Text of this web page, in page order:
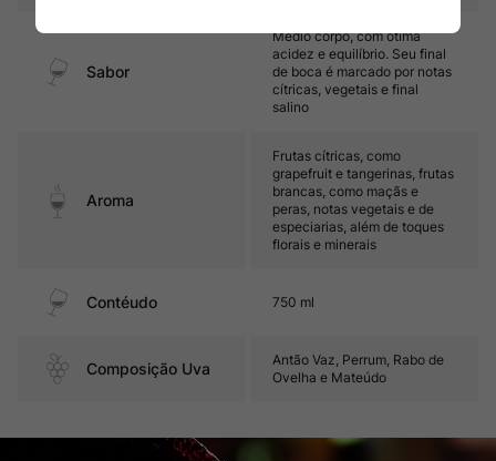
Sabor
Médio corpo, com ótima
acidez e equilíbrio. Seu final
de boca é marcado por notas
cítricas, vegetais e final
salino
Aroma
Frutas cítricas, como
grapefruit e tangerinas, frutas
brancas, como maçãs e
peras, notas vegetais e de
especiarias, além de toques
florais e minerais
Contéudo 750 ml
Composição Uva
Antão Vaz, Perrum, Rabo de
Ovelha e Mateúdo